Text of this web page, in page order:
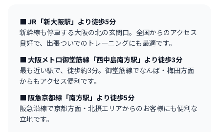
■ JR「新大阪駅」より徒歩5分
新幹線も停車する大阪の北の玄関口。全国からのアクセス
良好で、出張ついでのトレーニングにも最適です。
■ 大阪メトロ御堂筋線「西中島南方駅」より徒歩3分
最も近い駅で、徒歩約3分。御堂筋線でなんば・梅田方面
からもアクセス便利です。
■ 阪急京都線「南方駅」より徒歩5分
阪急沿線で京都方面・北摂エリアからのお客様にも便利な
立地です。